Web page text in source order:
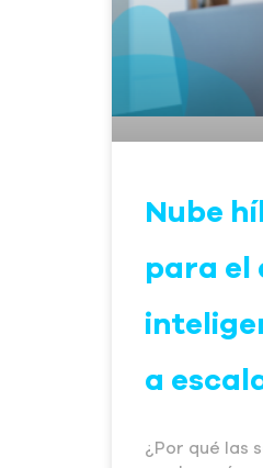
Nube
para el
a
¿Por qué las